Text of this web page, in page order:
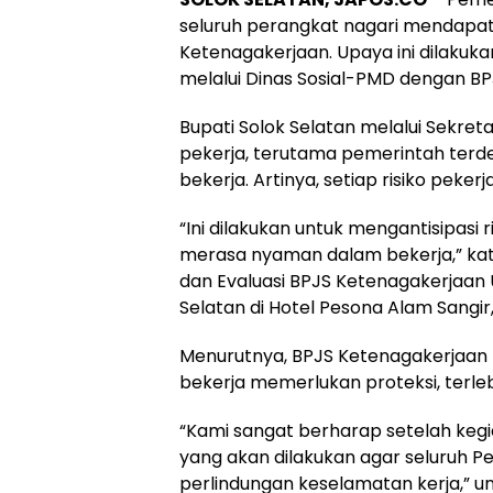
seluruh perangkat nagari
Ketenagakerjaan. Upaya ini
melalui Dinas Sosial-PMD dengan
Bupati Solok Selatan melalui
pekerja, terutama pemerintah
bekerja. Artinya, setiap risiko
“Ini dilakukan untuk mengantisipasi
merasa nyaman dalam bekerja,”
dan Evaluasi BPJS
Selatan di Hotel Pesona Alam
Menurutnya, BPJS
bekerja memerlukan proteksi,
“Kami sangat berharap setelah
yang akan dilakukan agar seluruh
perlindungan keselamatan kerja,”